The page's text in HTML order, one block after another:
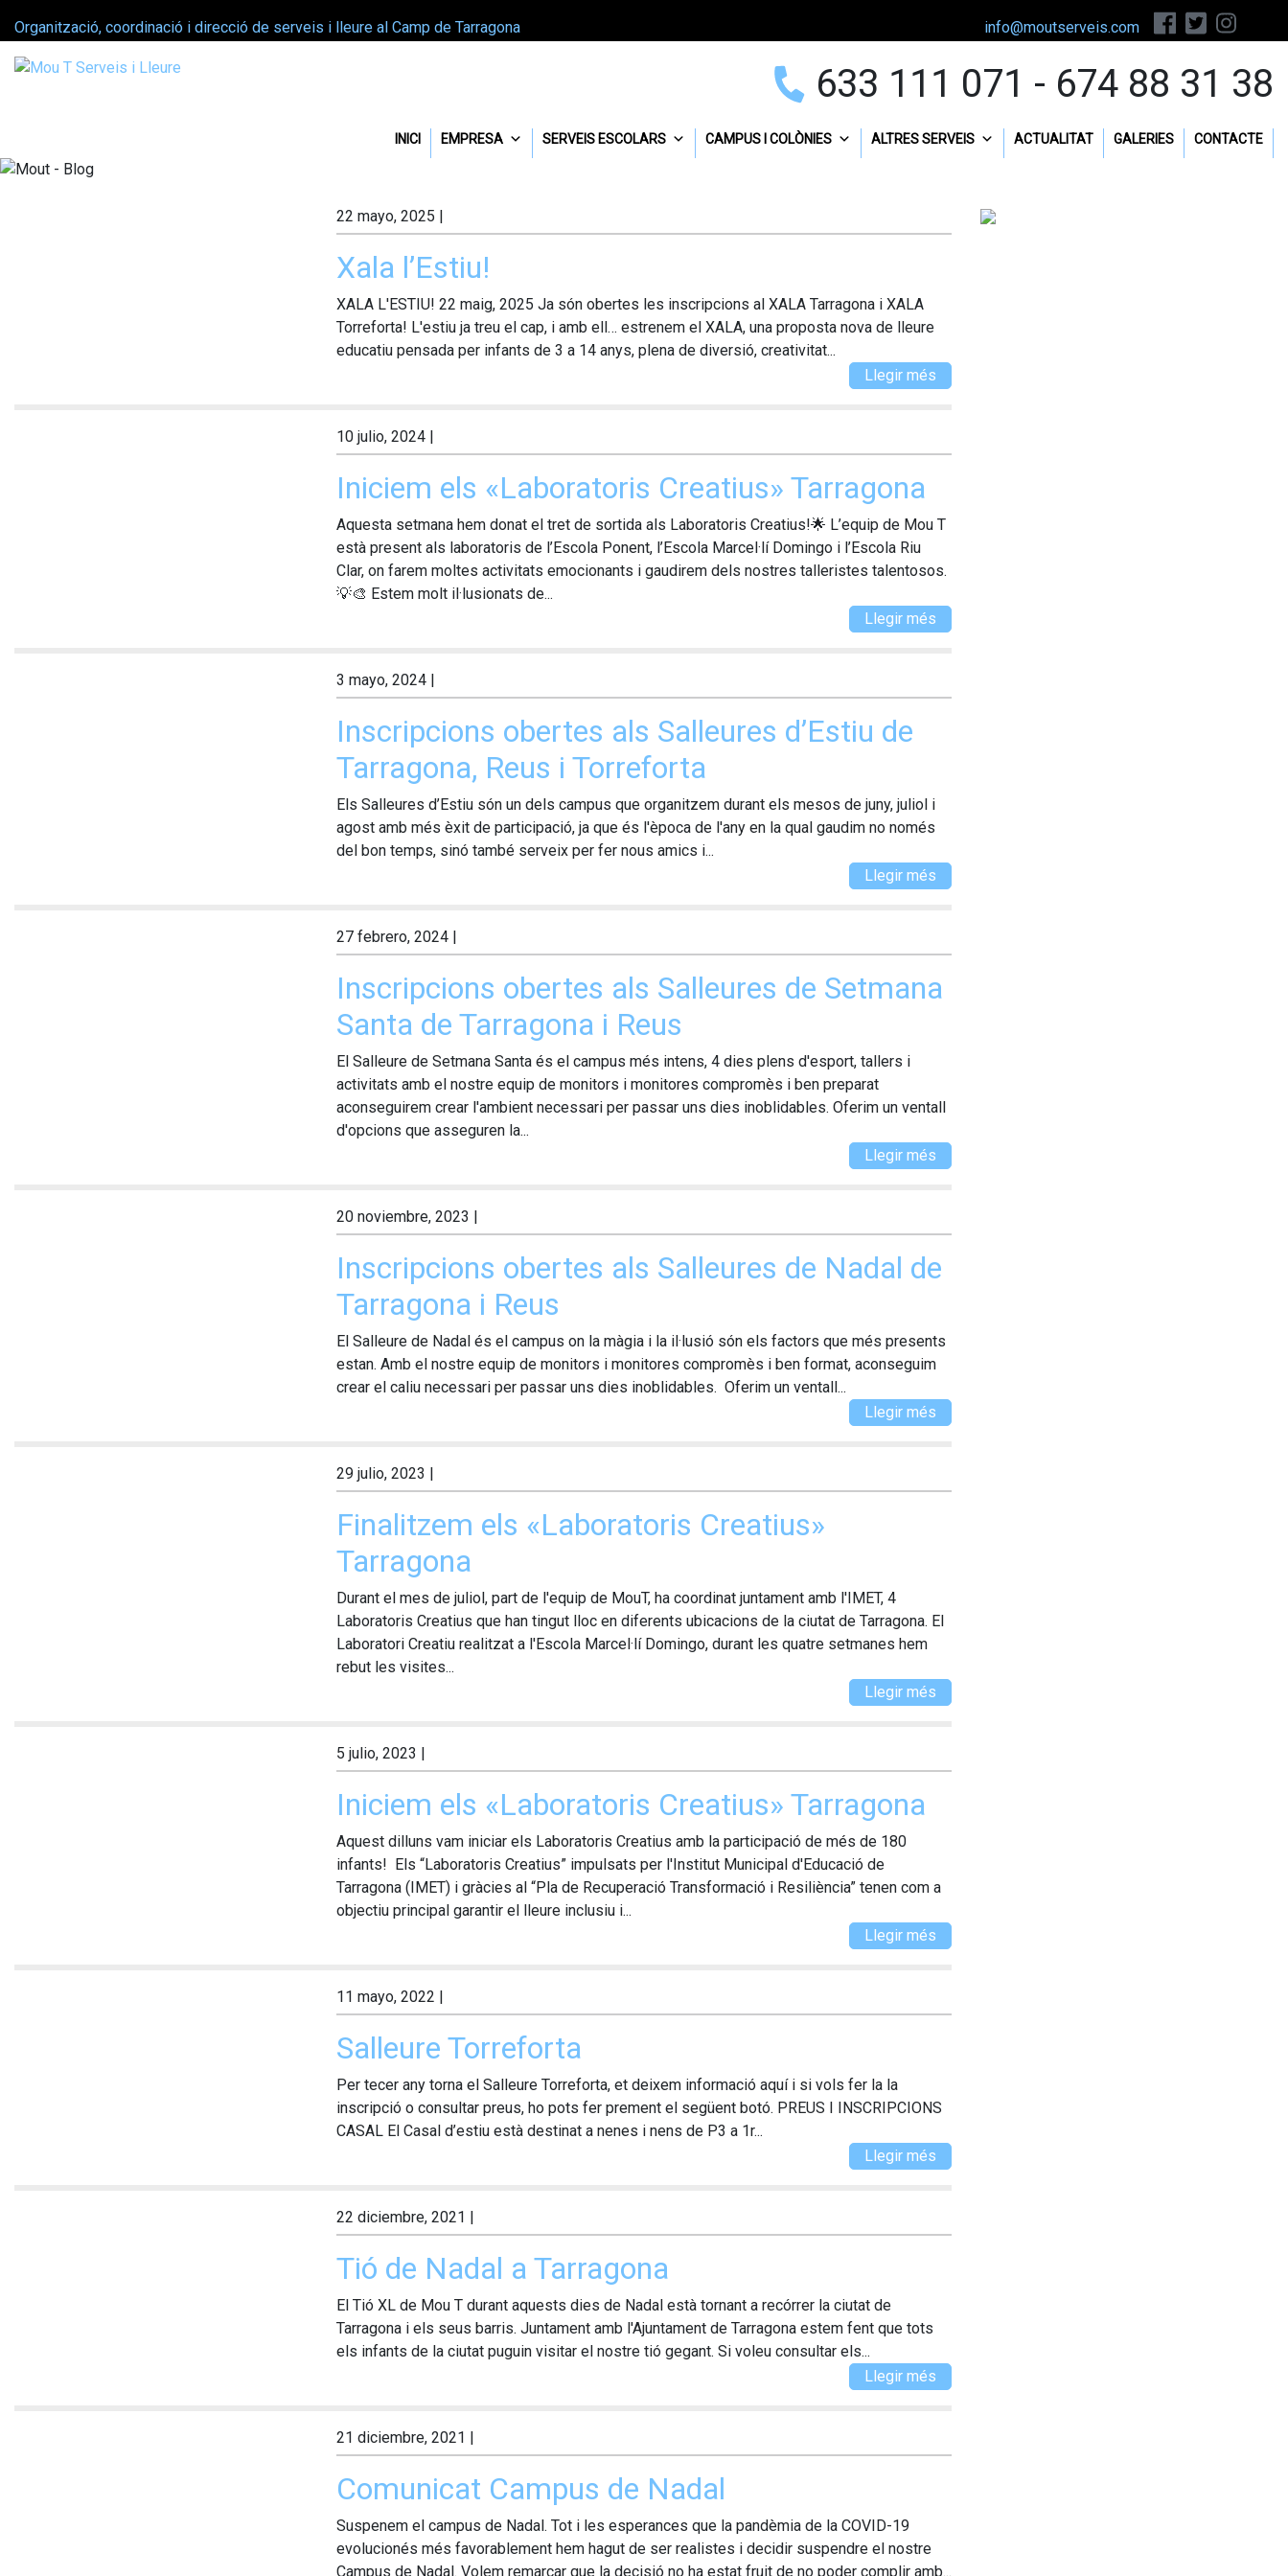
Organització, coordinació i direcció de serveis i lleure al Camp de Tarragona info@moutserveis.com
633 111 071 - 674 88 31 38
INICI EMPRESA SERVEIS ESCOLARS CAMPUS I COLÒNIES ALTRES SERVEIS ACTUALITAT GALERIES CONTACTE
22 mayo, 2025 |
Xala l’Estiu!
XALA L'ESTIU! 22 maig, 2025 Ja són obertes les inscripcions al XALA Tarragona i XALA
Torreforta! L'estiu ja treu el cap, i amb ell… estrenem el XALA, una proposta nova de lleure
educatiu pensada per infants de 3 a 14 anys, plena de diversió, creativitat...
Llegir més
10 julio, 2024|
Iniciem els «Laboratoris Creatius» Tarragona
Aquesta setmana hem donat el tret de sortida als Laboratoris Creatius!🌟 L’equip de Mou T
està present als laboratoris de l’Escola Ponent, l’Escola Marcel·lí Domingo i l’Escola Riu
Clar, on farem moltes activitats emocionants i gaudirem dels nostres talleristes talentosos.
💡🎨 Estem molt il·lusionats de...
Llegir més
3 mayo, 2024|
Inscripcions obertes als Salleures d’Estiu de
Tarragona, Reus i Torreforta
Els Salleures d’Estiu són un dels campus que organitzem durant els mesos de juny, juliol i
agost amb més èxit de participació, ja que és l'època de l'any en la qual gaudim no només
del bon temps, sinó també serveix per fer nous amics i...
Llegir més
27 febrero, 2024|
Inscripcions obertes als Salleures de Setmana
Santa de Tarragona i Reus
El Salleure de Setmana Santa és el campus més intens, 4 dies plens d'esport, tallers i
activitats amb el nostre equip de monitors i monitores compromès i ben preparat
aconseguirem crear l'ambient necessari per passar uns dies inoblidables. Oferim un ventall
d'opcions que asseguren la...
Llegir més
20 noviembre, 2023 |
Inscripcions obertes als Salleures de Nadal de
Tarragona i Reus
El Salleure de Nadal és el campus on la màgia i la il·lusió són els factors que més presents
estan. Amb el nostre equip de monitors i monitores compromès i ben format, aconseguim
crear el caliu necessari per passar uns dies inoblidables. Oferim un ventall...
Llegir més
29 julio, 2023 |
Finalitzem els «Laboratoris Creatius»
Tarragona
Durant el mes de juliol, part de l'equip de MouT, ha coordinat juntament amb l'IMET, 4
Laboratoris Creatius que han tingut lloc en diferents ubicacions de la ciutat de Tarragona. El
Laboratori Creatiu realitzat a l'Escola Marcel·lí Domingo, durant les quatre setmanes hem
rebut les visites...
Llegir més
5 julio, 2023 |
Iniciem els «Laboratoris Creatius» Tarragona
Aquest dilluns vam iniciar els Laboratoris Creatius amb la participació de més de 180
infants! Els “Laboratoris Creatius” impulsats per l'Institut Municipal d'Educació de
Tarragona (IMET) i gràcies al “Pla de Recuperació Transformació i Resiliència” tenen com a
objectiu principal garantir el lleure inclusiu i...
Llegir més
11 mayo, 2022 |
Salleure Torreforta
Per tecer any torna el Salleure Torreforta, et deixem informació aquí i si vols fer la la
inscripció o consultar preus, ho pots fer prement el següent botó. PREUS I INSCRIPCIONS
CASAL El Casal d’estiu està destinat a nenes i nens de P3 a 1r...
Llegir més
22 diciembre, 2021 |
Tió de Nadal a Tarragona
El Tió XL de Mou T durant aquests dies de Nadal està tornant a recórrer la ciutat de
Tarragona i els seus barris. Juntament amb l'Ajuntament de Tarragona estem fent que tots
els infants de la ciutat puguin visitar el nostre tió gegant. Si voleu consultar els...
Llegir més
21 diciembre, 2021 |
Comunicat Campus de Nadal
Suspenem el campus de Nadal. Tot i les esperances que la pandèmia de la COVID-19
evolucionés més favorablement hem hagut de ser realistes i decidir suspendre el nostre
Campus de Nadal. Volem remarcar que la decisió no ha estat fruit de no poder complir amb...